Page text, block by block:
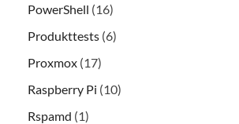
PowerShell (16)
Produkttests (6)
Proxmox (17)
Raspberry Pi (10)
Rspamd (1)